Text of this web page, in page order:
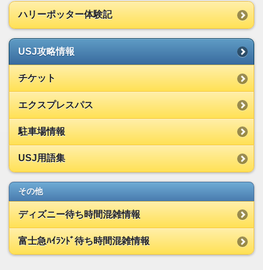
ハリーポッター体験記
USJ攻略情報
チケット
エクスプレスパス
駐車場情報
USJ用語集
その他
ディズニー待ち時間混雑情報
富士急ﾊｲﾗﾝﾄﾞ待ち時間混雑情報